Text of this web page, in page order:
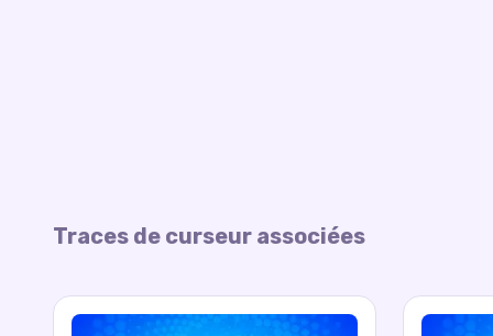
Traces de curseur associées